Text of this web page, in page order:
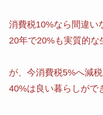
消費税10%なら間違い
20年で20%も実質的な
が、今消費税5%へ減
40%は良い暮らしがで